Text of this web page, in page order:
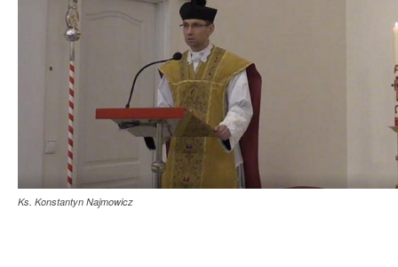
Ks. Konstantyn Najmowicz